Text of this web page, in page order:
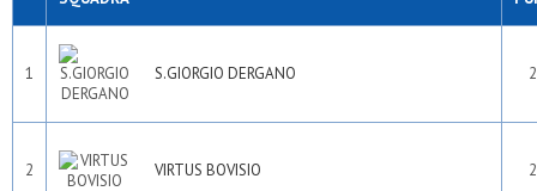
1 S.GIORGIO DERGANO
2 VIRTUS BOVISIO